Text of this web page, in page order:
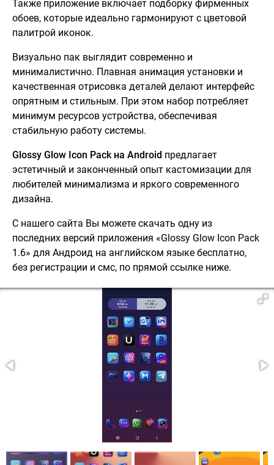
Также приложение включает подборку фирменных
обоев, которые идеально гармонируют с цветовой
палитрой иконок.
Визуально пак выглядит современно и
минималистично. Плавная анимация установки и
качественная отрисовка деталей делают интерфейс
опрятным и стильным. При этом набор потребляет
минимум ресурсов устройства, обеспечивая
стабильную работу системы.
Glossy Glow Icon Pack на Android предлагает
эстетичный и законченный опыт кастомизации для
любителей минимализма и яркого современного
дизайна.
С нашего сайта Вы можете скачать одну из
последних версий приложения «Glossy Glow Icon Pack
1.6» для Андроид на английском языке бесплатно,
без регистрации и смс, по прямой ссылке ниже.